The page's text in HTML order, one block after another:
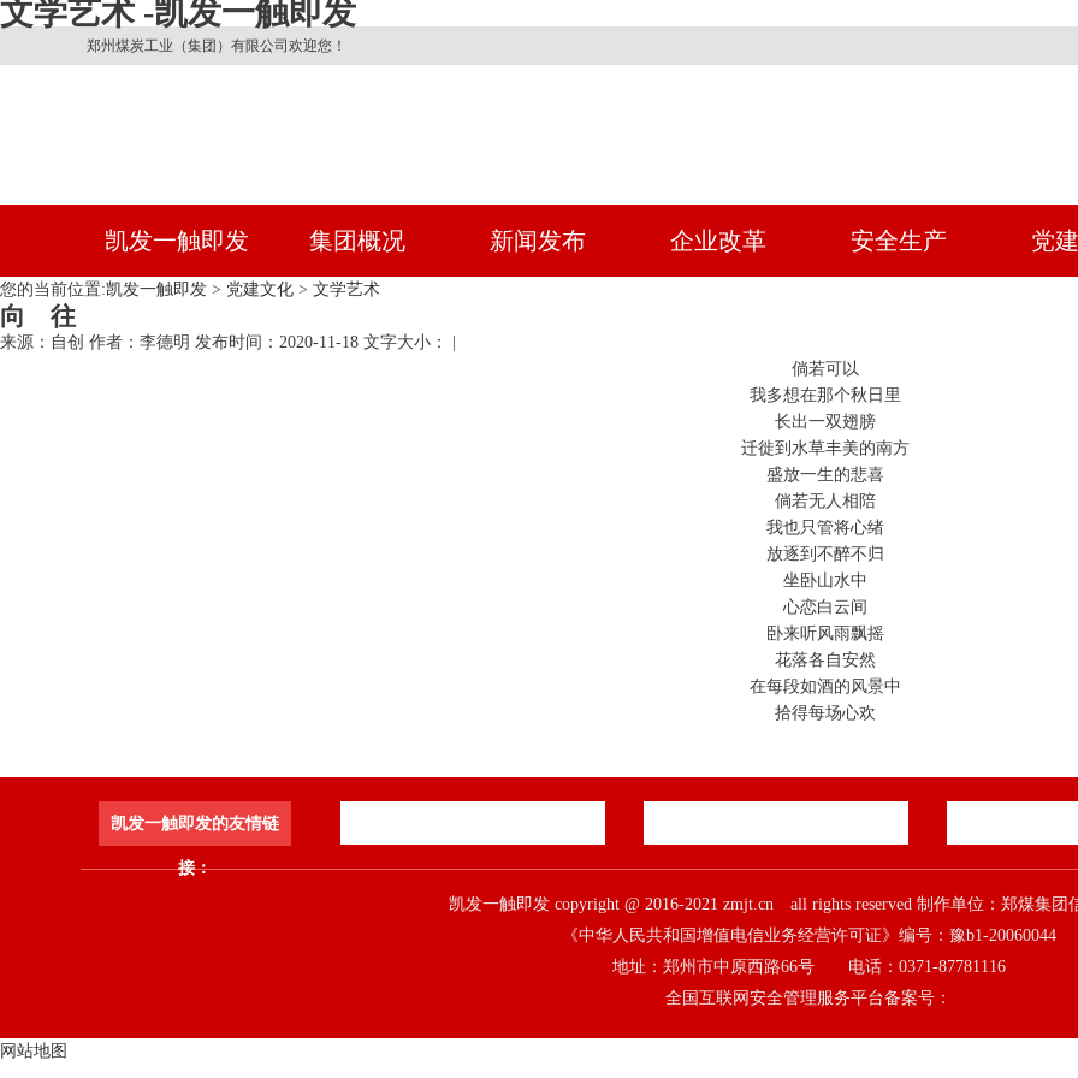
文学艺术 -凯发一触即发
郑州煤炭工业（集团）有限公司欢迎您！
凯发一触即发 集团概况 新闻发布 企业改革 安全生产 党
您的当前位置:凯发一触即发 > 党建文化 > 文学艺术
向 往
来源：自创 作者：李德明 发布时间：2020-11-18 文字大小： |
倘若可以
我多想在那个秋日里
长出一双翅膀
迁徙到水草丰美的南方
盛放一生的悲喜
倘若无人相陪
我也只管将心绪
放逐到不醉不归
坐卧山水中
心恋白云间
卧来听风雨飘摇
花落各自安然
在每段如酒的风景中
拾得每场心欢
凯发一触即发的友情链
接：
凯发一触即发 copyright @ 2016-2021 zmjt.cn all rights reserved 制作单位：郑煤集团
《中华人民共和国增值电信业务经营许可证》编号：豫b1-20060044
地址：郑州市中原西路66号 电话：0371-87781116
全国互联网安全管理服务平台备案号：
网站地图